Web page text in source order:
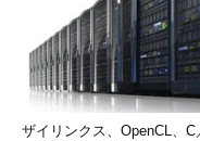
ザイリンクス、OpenCL、C